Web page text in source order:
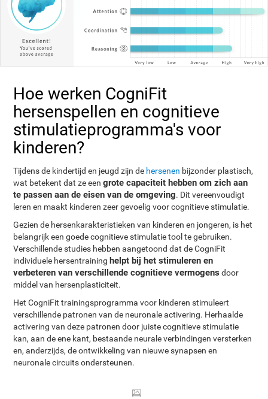
Hoe werken CogniFit
hersenspellen en cognitieve
stimulatieprogramma's voor
kinderen?
Tijdens de kindertijd en jeugd zijn de hersenen bijzonder plastisch,
wat betekent dat ze eengrote capaciteit hebben om zich aan
te passen aan de eisen van de omgeving. Dit vereenvoudigt
leren en maakt kinderen zeer gevoelig voor cognitieve stimulatie.
Gezien de hersenkarakteristieken van kinderen en jongeren, is het
belangrijk een goede cognitieve stimulatie tool te gebruiken.
Verschillende studies hebben aangetoond dat de CogniFit
individuele hersentraining helpt bij het stimuleren en
verbeteren van verschillende cognitieve vermogens door
middel van hersenplasticiteit.
Het CogniFit trainingsprogramma voor kinderen stimuleert
verschillende patronen van de neuronale activering. Herhaalde
activering van deze patronen door juiste cognitieve stimulatie
kan, aan de ene kant, bestaande neurale verbindingen versterken
en, anderzijds, de ontwikkeling van nieuwe synapsen en
neuronale circuits ondersteunen.